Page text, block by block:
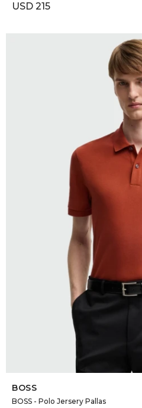
USD 215
BOSS
BOSS - Polo Jersery Pallas